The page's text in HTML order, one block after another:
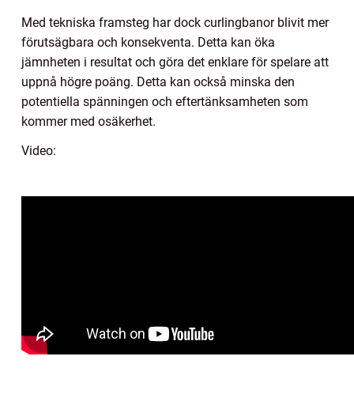
Med tekniska framsteg har dock curlingbanor blivit mer
förutsägbara och konsekventa. Detta kan öka
jämnheten i resultat och göra det enklare för spelare att
uppnå högre poäng. Detta kan också minska den
potentiella spänningen och eftertänksamheten som
kommer med osäkerhet.
Video: